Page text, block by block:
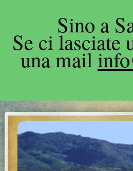
Sino a
Se ci lasciate
una mail